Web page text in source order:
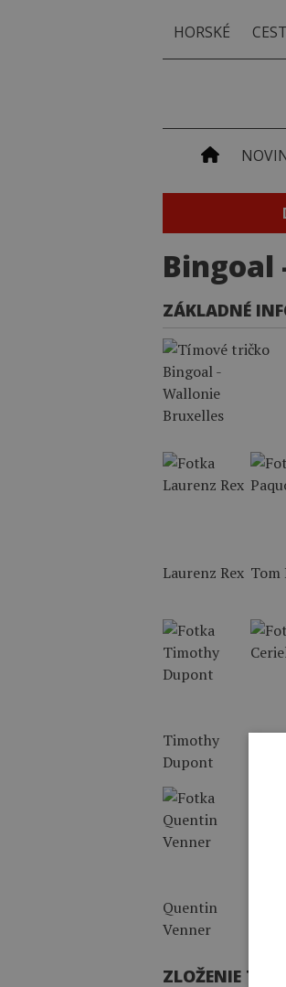
HORSKÉ
Bingoal
ZÁKLADNÉ
Laurenz Rex Tom
Timothy
Dupont
Quentin
Venner
ZLOŽENIE TÍMU